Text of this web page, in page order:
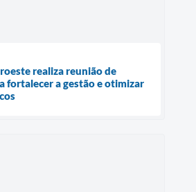
realiza reunião de
fortalecer a gestão e otimizar